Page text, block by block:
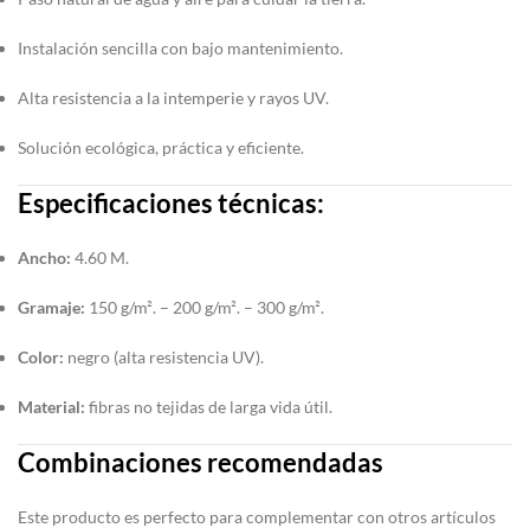
Instalación sencilla con bajo mantenimiento.
Alta resistencia a la intemperie y rayos UV.
Solución ecológica, práctica y eficiente.
Especificaciones técnicas:
Ancho: 4.60 M.
Gramaje: 150 g/m². – 200 g/m². – 300 g/m².
Color: negro (alta resistencia UV).
Material: fibras no tejidas de larga vida útil.
Combinaciones recomendadas
Este producto es perfecto para complementar con otros artículos